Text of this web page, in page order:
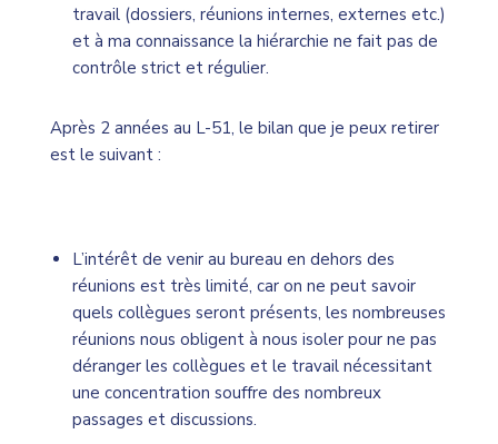
travail (dossiers, réunions internes, externes etc.)
et à ma connaissance la hiérarchie ne fait pas de
contrôle strict et régulier.
Après 2 années au L-51, le bilan que je peux retirer
est le suivant :
L’intérêt de venir au bureau en dehors des
réunions est très limité, car on ne peut savoir
quels collègues seront présents, les nombreuses
réunions nous obligent à nous isoler pour ne pas
déranger les collègues et le travail nécessitant
une concentration souffre des nombreux
passages et discussions.